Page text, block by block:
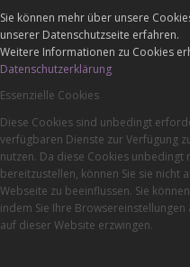
Sie können mehr über unsere
unserer Datenschutzseite erfahren.
Weitere Informationen zu Cookies
Datenschutzerklärung
Essenzielle Cookies
Diese Cookies sind unbedingt
verfügbaren Dienste zur Verfügung
nutzen. Da diese Cookies
bereitzustellen, können Sie sie nicht
Webseite zu beeinflussen. Sie
indem Sie Ihre
auf dieser Website erzwingen.